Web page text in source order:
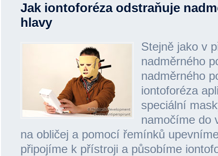
Jak iontoforéza odstraňuje
hlavy
Stejně jako v
nadměrného
nadměrného
iontoforéza
speciální
namočíme do
na obličej a pomocí řemínků
připojíme k přístroji a působíme